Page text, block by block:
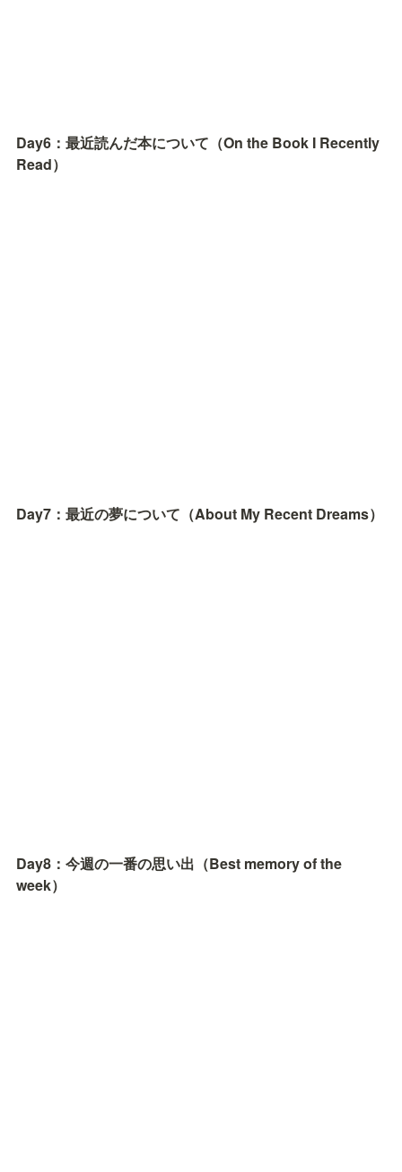
Day6：最近読んだ本について（On the Book I Recently
Read）
Day7：最近の夢について（About My Recent Dreams）
Day8：今週の一番の思い出（Best memory of the
week）